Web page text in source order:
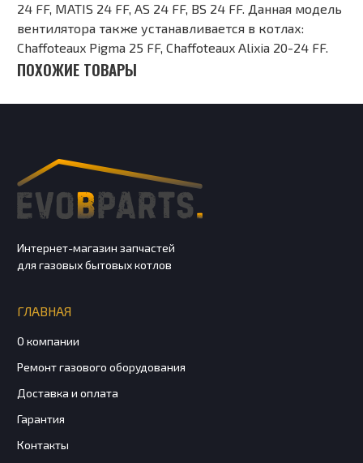
24 FF, MATIS 24 FF, AS 24 FF, BS 24 FF. Данная модель
вентилятора также устанавливается в котлах:
Сhaffoteaux Pigma 25 FF, Сhaffoteaux Alixia 20-24 FF.
ПОХОЖИЕ ТОВАРЫ
Интернет-магазин запчастей
для газовых бытовых котлов
ГЛАВНАЯ
О компании
Ремонт газового оборудования
Доставка и оплата
Гарантия
Контакты